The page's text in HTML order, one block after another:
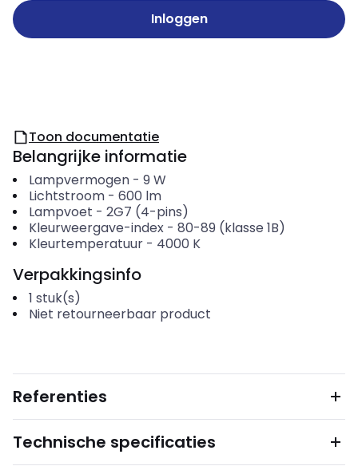
Inloggen
Toon documentatie
Belangrijke informatie
Lampvermogen- 9 W
Lichtstroom- 600 lm
Lampvoet - 2G7 (4-pins)
Kleurweergave-index- 80-89 (klasse 1B)
Kleurtemperatuur- 4000 K
Verpakkingsinfo
1 stuk(s)
Niet retourneerbaar product
Referenties
Technische specificaties